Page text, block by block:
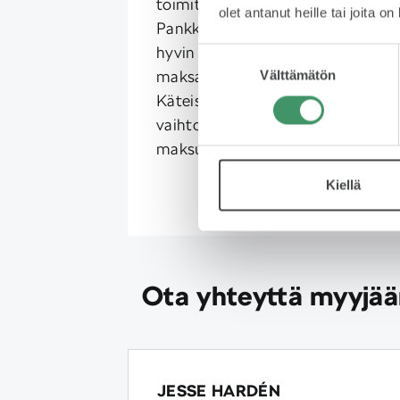
olet antanut heille tai joita
valinta
Välttämätön
Kiellä
toimituksen yhteydessä.
Pankkikortti ja tilisiirto toimivat
hyvin maksutapana. Autoa ei voi
maksaa luottokortilla.
Käteismaksu on selkeä ja nopea
vaihtoehto, kun haluat hoitaa
maksun kerralla pois.
Ota yhteyttä
JESSE HARDÉN